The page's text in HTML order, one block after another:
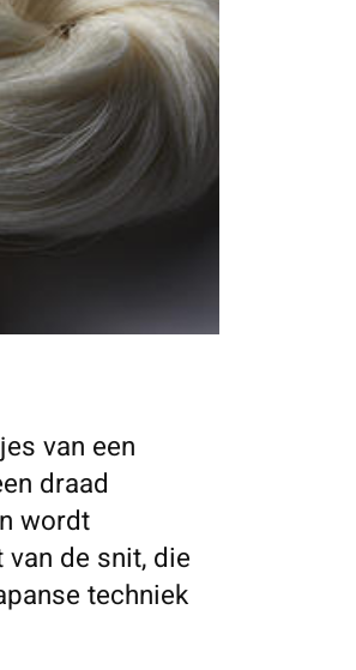
van een
draad
wordt
de snit, die
techniek